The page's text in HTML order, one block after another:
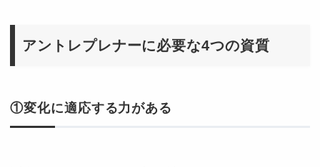
アントレプレナーに必要な4つの資質
①変化に適応する力がある